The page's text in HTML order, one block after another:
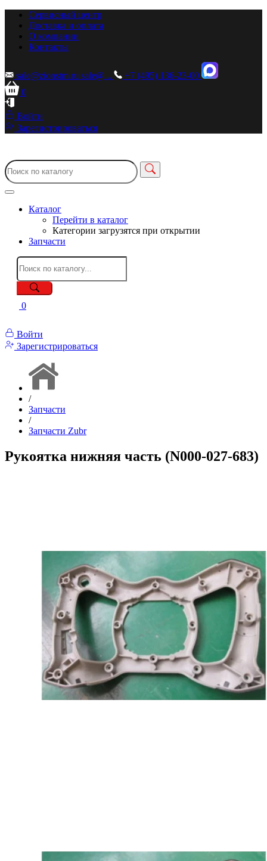
Сервисный центр
Доставка и оплата
О компании
Контакты
sale@zionstm.ru sale@...
+7 (495) 136-23-00
0
Войти
Зарегистрироваться
Каталог
Перейти в каталог
Категории загрузятся при открытии
Запчасти
0
Войти
Зарегистрироваться
/
Запчасти
/
Запчасти Zubr
Рукоятка нижняя часть (N000-027-683)